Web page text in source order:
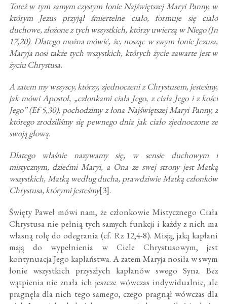
Toteż w tym samym czystym łonie Najświętszej Maryi Panny, w
którym Jezus przyjął śmiertelne ciało, formuje się ciało
duchowe, złożone z tych wszystkich, którzy uwierzą w Niego (Jn
17,20). Dlatego można mówić, że, nosząc w swym łonie Jezusa,
Maryja nosi także tych wszystkich, których życie zawarte jest w
życiu Chrystusa.
A zatem my wszyscy, którzy, zjednoczeni z Chrystusem, jesteśmy,
jak mówi Apostoł, „członkami ciała Jego, z ciała Jego i z kości
Jego” (Ef 5,30), pochodzimy z łona Najświętszej Maryi Panny, z
którego zrodziliśmy się pewnego dnia jak ciało zjednoczone ze
swoją głową.
Dlatego właśnie nazywamy się, w sensie duchowym i
mistycznym, dziećmi Maryi, a Ona ze swej strony jest Matką
wszystkich, Matką według ducha, prawdziwie Matką członków
Chrystusa, którymi jesteśmy[3].
Święty Paweł mówi nam, że członkowie Mistycznego Ciała
Chrystusa nie pełnią tych samych funkcji i każdy z nich ma
własną rolę do odegrania (cf. Rz 12,4-8). Misją, jaką kapłani
mają do wypełnienia w Ciele Chrystusowym, jest
kontynuacja Jego kapłaństwa. A zatem Maryja nosiła w swym
łonie wszystkich przyszłych kapłanów swego Syna. Bez
wątpienia nie znała ich jeszcze wówczas indywidualnie, ale
pragnęła dla nich tego samego, czego pragnął wówczas dla